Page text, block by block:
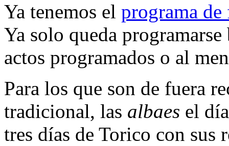
Ya tenemos el programa
Ya solo queda
actos programados o al
Para los que son de fuera
tradicional, las albaes el
tres días de Torico con sus